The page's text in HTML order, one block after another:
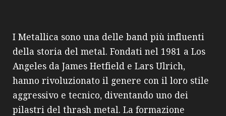
I Metallica sono una delle band più influenti
della storia del metal. Fondati nel 1981 a Los
Angeles da James Hetfield e Lars Ulrich,
hanno rivoluzionato il genere con il loro stile
aggressivo e tecnico, diventando uno dei
pilastri del thrash metal. La formazione